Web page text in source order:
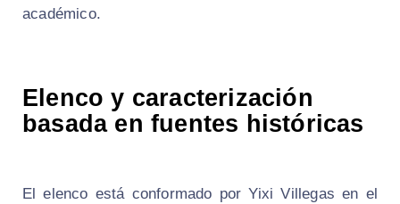
académico.
Elenco y caracterización
basada en fuentes históricas
El elenco está conformado por Yixi Villegas en el